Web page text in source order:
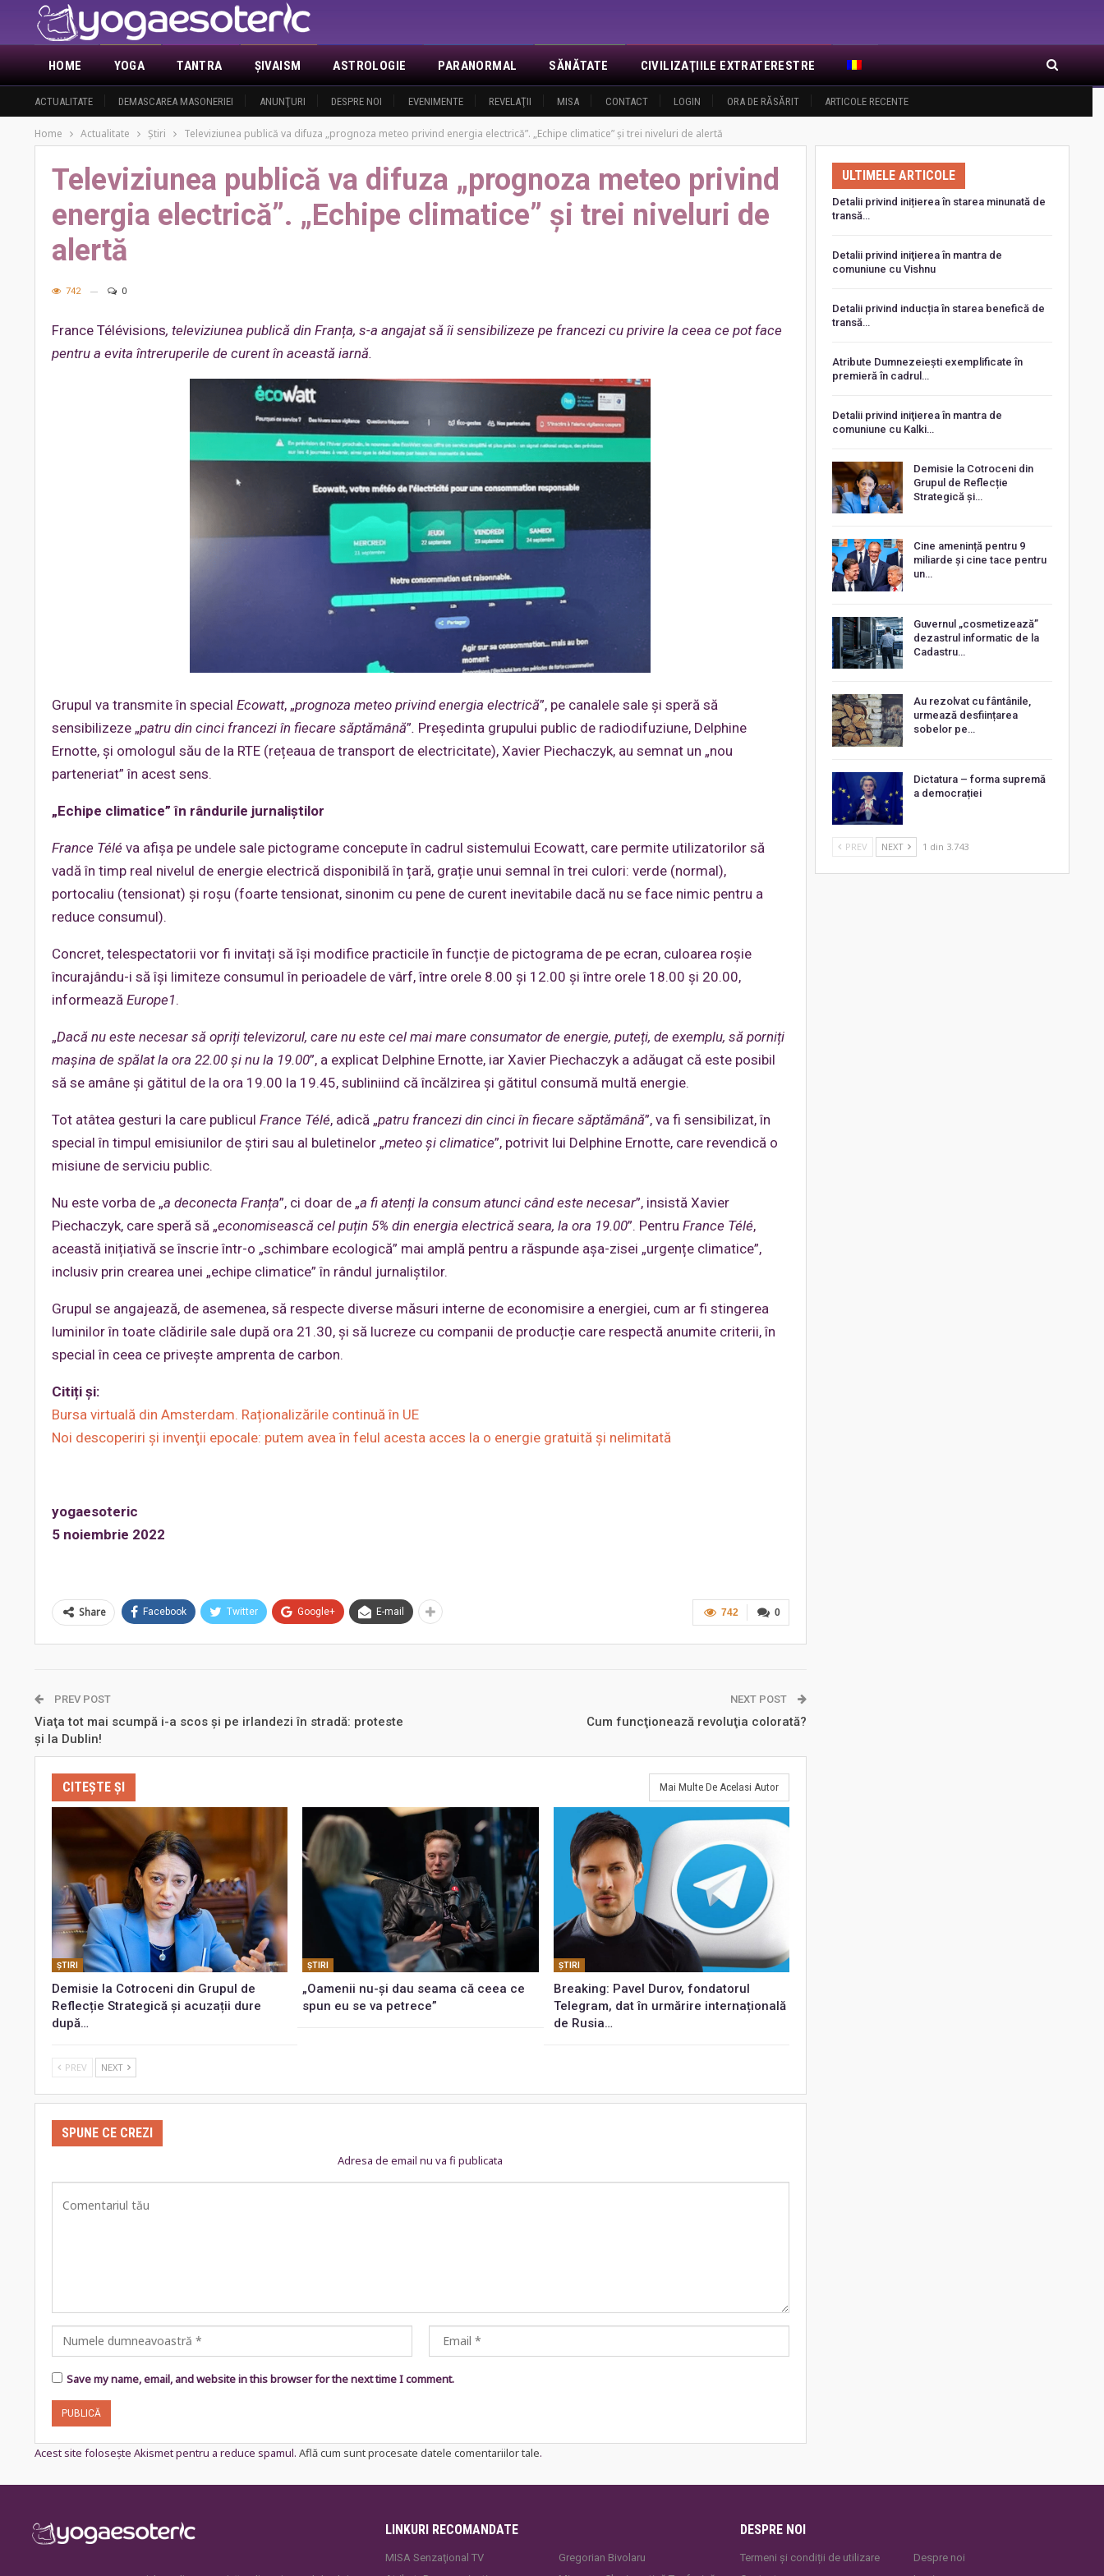
HOME
ACTUALITATE DEMASCAREA MASONERIEI ANUNŢURI DESPRE NOI EVENIMENTE REVELAŢII MISA CONTACT LOGIN ORA DE RĂSĂRIT ARTICOLE RECENTE
YOGA TANTRA ŞIVAISM ASTROLOGIE PARANORMAL SĂNĂTATE CIVILIZAŢIILE EXTRATERESTRE
Home Actualitate Ştiri Televiziunea publică va difuza „prognoza meteo privind energia electrică”. „Echipe climatice” și trei niveluri de alertă
Televiziunea publică va difuza „prognoza meteo privind
energia electrică”. „Echipe climatice” și trei niveluri de
alertă
742 0
France Télévisions, televiziunea publică din Franța, s-a angajat să îi sensibilizeze pe francezi cu privire la ceea ce pot face
pentru a evita întreruperile de curent în această iarnă.
Grupul va transmite în special Ecowatt, „prognoza meteo privind energia electrică”, pe canalele sale și speră să
sensibilizeze „patru din cinci francezi în fiecare săptămână”. Președinta grupului public de radiodifuziune, Delphine
Ernotte, și omologul său de la RTE (rețeaua de transport de electricitate), Xavier Piechaczyk, au semnat un „nou
parteneriat” în acest sens.
„Echipe climatice” în rândurile jurnaliștilor
France Télé va afișa pe undele sale pictograme concepute în cadrul sistemului Ecowatt, care permite utilizatorilor să
vadă în timp real nivelul de energie electrică disponibilă în țară, grație unui semnal în trei culori: verde (normal),
portocaliu (tensionat) și roșu (foarte tensionat, sinonim cu pene de curent inevitabile dacă nu se face nimic pentru a
reduce consumul).
Concret, telespectatorii vor fi invitați să își modifice practicile în funcție de pictograma de pe ecran, culoarea roșie
încurajându-i să își limiteze consumul în perioadele de vârf, între orele 8.00 și 12.00 și între orele 18.00 și 20.00,
informează Europe1.
„Dacă nu este necesar să opriți televizorul, care nu este cel mai mare consumator de energie, puteți, de exemplu, să porniți
mașina de spălat la ora 22.00 și nu la 19.00”, a explicat Delphine Ernotte, iar Xavier Piechaczyk a adăugat că este posibil
să se amâne și gătitul de la ora 19.00 la 19.45, subliniind că încălzirea și gătitul consumă multă energie.
Tot atâtea gesturi la care publicul France Télé, adică „patru francezi din cinci în fiecare săptămână”, va fi sensibilizat, în
special în timpul emisiunilor de știri sau al buletinelor „meteo și climatice”, potrivit lui Delphine Ernotte, care revendică o
misiune de serviciu public.
Nu este vorba de „a deconecta Franța”, ci doar de „a fi atenți la consum atunci când este necesar”, insistă Xavier
Piechaczyk, care speră să „economisească cel puțin 5% din energia electrică seara, la ora 19.00”. Pentru France Télé,
această inițiativă se înscrie într-o „schimbare ecologică” mai amplă pentru a răspunde așa-zisei „urgențe climatice”,
inclusiv prin crearea unei „echipe climatice” în rândul jurnaliștilor.
Grupul se angajează, de asemenea, să respecte diverse măsuri interne de economisire a energiei, cum ar fi stingerea
luminilor în toate clădirile sale după ora 21.30, și să lucreze cu companii de producție care respectă anumite criterii, în
special în ceea ce privește amprenta de carbon.
Citiți și:
Bursa virtuală din Amsterdam. Raționalizările continuă în UE
Noi descoperiri şi invenţii epocale: putem avea în felul acesta acces la o energie gratuită şi nelimitată
yogaesoteric
5 noiembrie 2022
0
742
Share Facebook Twitter Google+ E-mail
PREV POST
Viaţa tot mai scumpă i-a scos şi pe irlandezi în stradă: proteste
şi la Dublin!
NEXT POST
Cum funcţionează revoluţia colorată?
CITEȘTE ȘI Mai Multe De Acelasi Autor
ŞTIRI
Demisie la Cotroceni din Grupul de
Reflecție Strategică și acuzații dure
după…
ŞTIRI
„Oamenii nu-și dau seama că ceea ce
spun eu se va petrece”
ŞTIRI
Breaking: Pavel Durov, fondatorul
Telegram, dat în urmărire internațională
de Rusia…
PREV NEXT
SPUNE CE CREZI
Adresa de email nu va fi publicata
Save my name, email, and website in this browser for the next time I comment.
Acest site folosește Akismet pentru a reduce spamul. Află cum sunt procesate datele comentariilor tale.
ULTIMELE ARTICOLE
Detalii privind inițierea în starea minunată de
transă…
Detalii privind iniţierea în mantra de
comuniune cu Vishnu
Detalii privind inducția în starea benefică de
transă…
Atribute Dumnezeiești exemplificate în
premieră în cadrul…
Detalii privind iniţierea în mantra de
comuniune cu Kalki…
Demisie la Cotroceni din
Grupul de Reflecție
Strategică și…
Cine amenință pentru 9
miliarde și cine tace pentru
un…
Guvernul „cosmetizează”
dezastrul informatic de la
Cadastru…
Au rezolvat cu fântânile,
urmează desființarea
sobelor pe…
Dictatura – forma supremă
a democrației
PREV NEXT 1 din 3.743
LINKURI RECOMANDATE
MISA Senzaţional TV
Gregorian Bivolaru
DESPRE NOI
Termeni și condiții de utilizare
Despre noi